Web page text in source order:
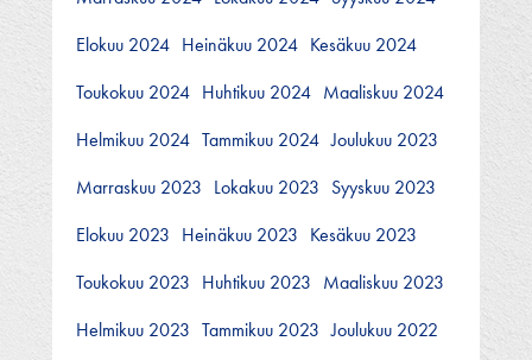
Elokuu 2024 Heinäkuu 2024 Kesäkuu 2024
Toukokuu 2024 Huhtikuu 2024 Maaliskuu 2024
Helmikuu 2024 Tammikuu 2024 Joulukuu 2023
Marraskuu 2023 Lokakuu 2023 Syyskuu 2023
Elokuu 2023 Heinäkuu 2023 Kesäkuu 2023
Toukokuu 2023 Huhtikuu 2023 Maaliskuu 2023
Helmikuu 2023 Tammikuu 2023 Joulukuu 2022